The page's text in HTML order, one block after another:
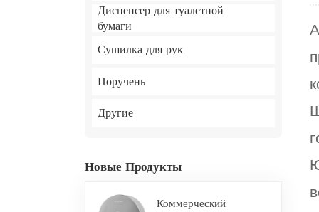
Диспенсер для туалетной
бумаги
Сушилка для рук
Поручень
Другие
Новые Продукты
Коммерческий